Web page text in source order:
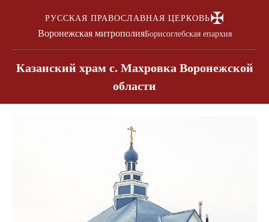
РУССКАЯ ПРАВОСЛАВНАЯ ЦЕРКОВЬ✠
Воронежская митрополияБорисоглебская епархия
Казанский храм с. Махровка Воронежской
области